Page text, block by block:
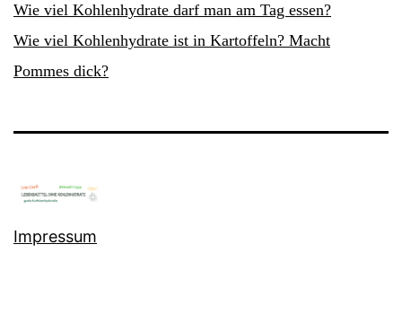
Wie viel Kohlenhydrate darf man am Tag essen?
Wie viel Kohlenhydrate ist in Kartoffeln? Macht
Pommes dick?
Impressum